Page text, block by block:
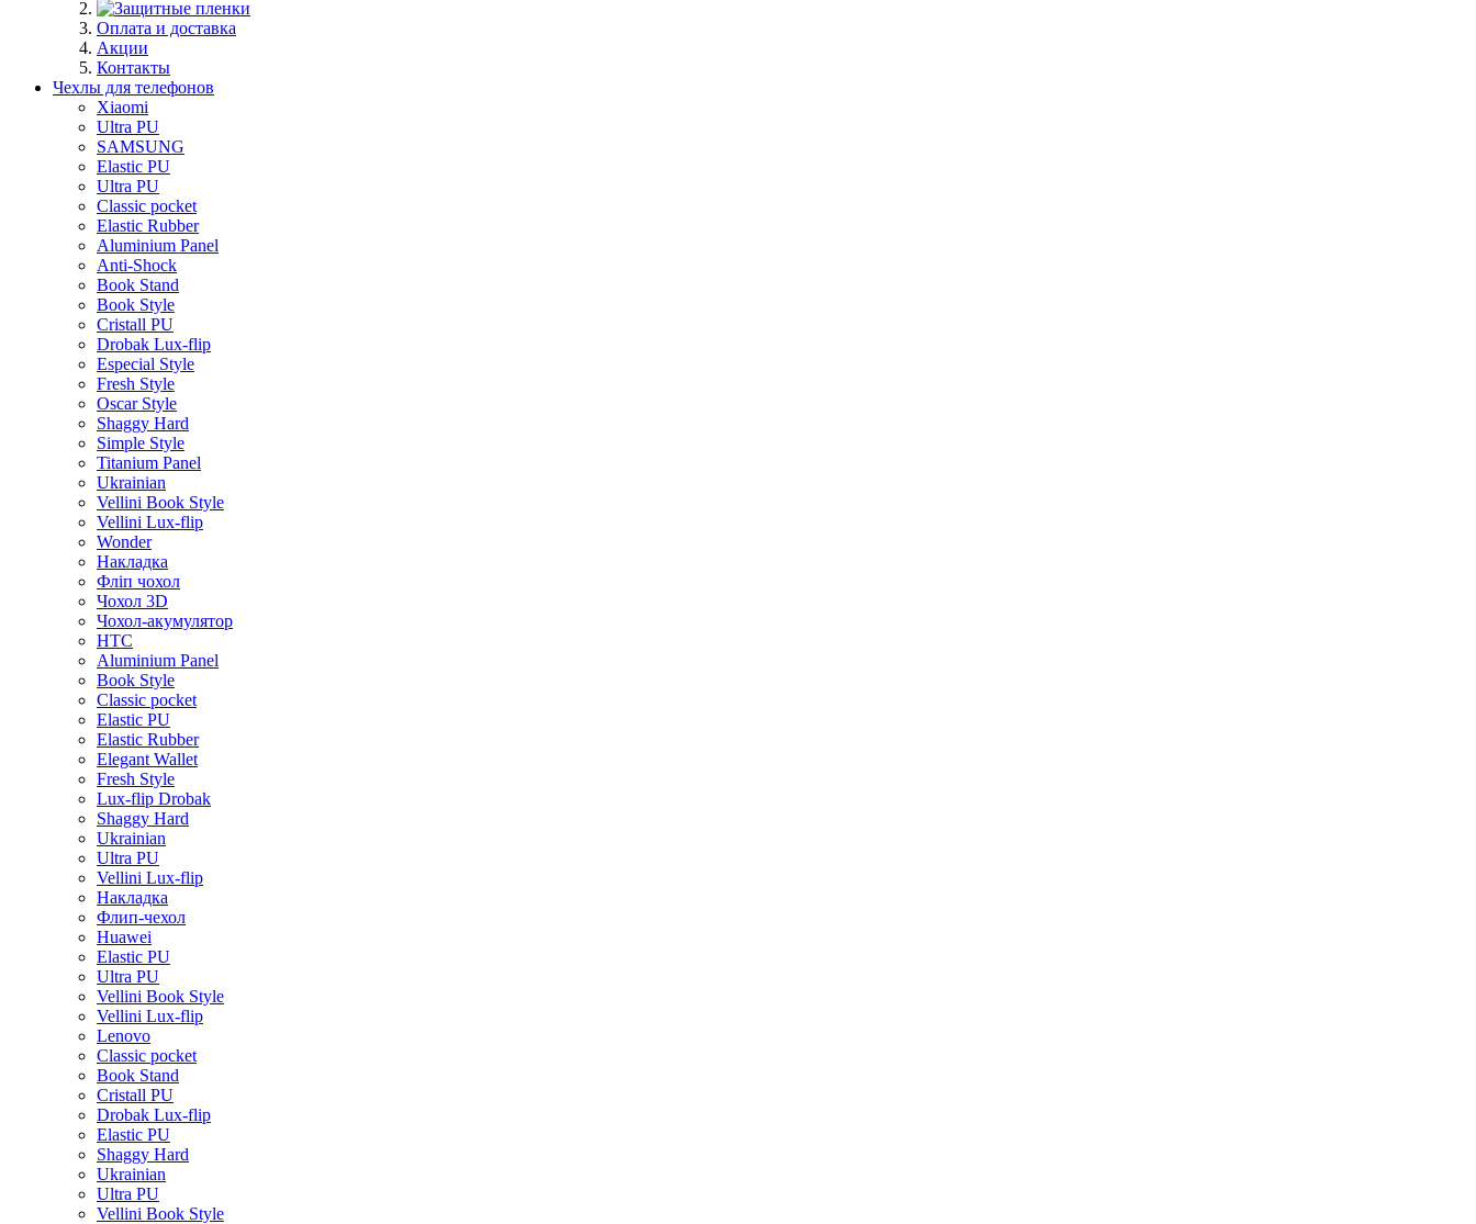
Оплата и доставка
Акции
Контакты
Чехлы для телефонов
Xiaomi
Ultra PU
SAMSUNG
Elastic PU
Ultra PU
Classic pocket
Elastic Rubber
Aluminium Panel
Anti-Shock
Book Stand
Book Style
Cristall PU
Drobak Lux-flip
Especial Style
Fresh Style
Oscar Style
Shaggy Hard
Simple Style
Titanium Panel
Ukrainian
Vellini Book Style
Vellini Lux-flip
Wonder
Накладка
Фліп чохол
Чохол 3D
Чохол-акумулятор
HTC
Aluminium Panel
Book Style
Classic pocket
Elastic PU
Elastic Rubber
Elegant Wallet
Fresh Style
Lux-flip Drobak
Shaggy Hard
Ukrainian
Ultra PU
Vellini Lux-flip
Накладка
Флип-чехол
Huawei
Elastic PU
Ultra PU
Vellini Book Style
Vellini Lux-flip
Lenovo
Classic pocket
Book Stand
Cristall PU
Drobak Lux-flip
Elastic PU
Shaggy Hard
Ukrainian
Ultra PU
Vellini Book Style